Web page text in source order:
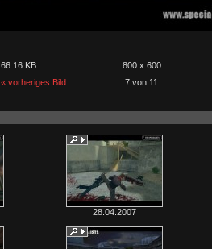
66.16 KB 800 x 600
« vorheriges Bild 7 von 11
28.04.2007